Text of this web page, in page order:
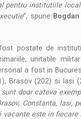
pentru institutiile
”, spune
postate de
unitatile
a fost in
Brasov (202) si Iasi
doar cateva
Constanta,
este in